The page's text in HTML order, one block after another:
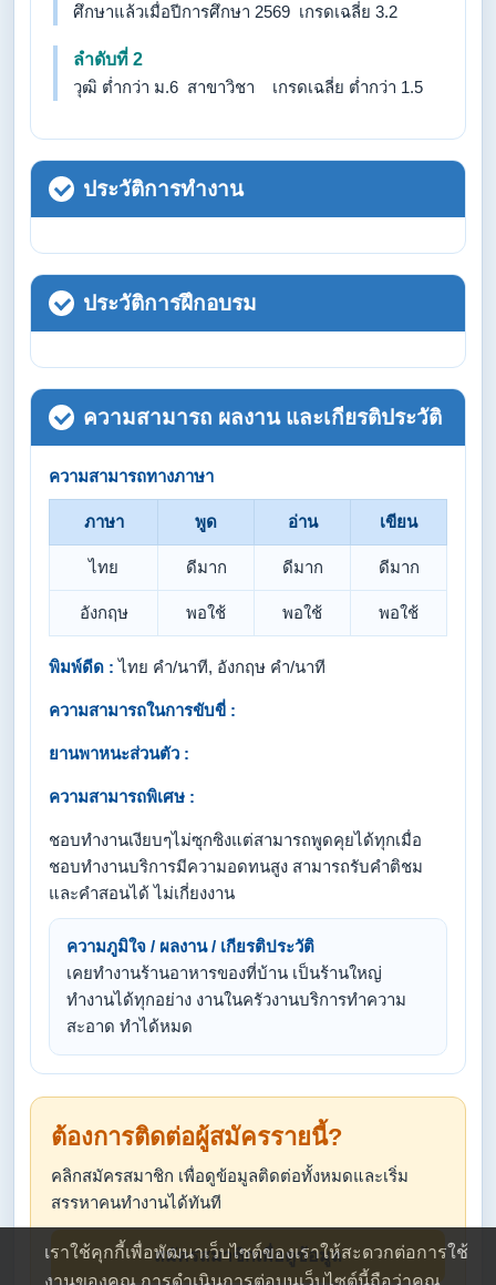
ศึกษาแล้วเมื่อปีการศึกษา 2569 เกรดเฉลี่ย 3.2
ลำดับที่ 2
วุฒิ ต่ำกว่า ม.6 สาขาวิชา เกรดเฉลี่ย ต่ำกว่า 1.5
ประวัติการทำงาน
ประวัติการฝึกอบรม
ความสามารถ ผลงาน และเกียรติประวัติ
ความสามารถทางภาษา
ภาษา พูด อ่าน เขียน
ไทย ดีมาก ดีมาก ดีมาก
อังกฤษ พอใช้ พอใช้ พอใช้
พิมพ์ดีด : ไทย คำ/นาที, อังกฤษ คำ/นาที
ความสามารถในการขับขี่ :
ยานพาหนะส่วนตัว :
ความสามารถพิเศษ :
ชอบทำงานเงียบๆไม่ซุกซิงแต่สามารถพูดคุยได้ทุกเมื่อ
ชอบทำงานบริการมีความอดทนสูง สามารถรับคำติชม
และคำสอนได้ ไม่เกี่ยงงาน
ความภูมิใจ / ผลงาน / เกียรติประวัติ
เคยทำงานร้านอาหารของที่บ้าน เป็นร้านใหญ่
ทำงานได้ทุกอย่าง งานในครัวงานบริการทำความ
สะอาด ทำได้หมด
ต้องการติดต่อผู้สมัครรายนี้?
คลิกสมัครสมาชิก เพื่อดูข้อมูลติดต่อทั้งหมดและเริ่ม
สรรหาคนทำงานได้ทันที
สมัครสมาชิกเพื่อดูข้อมูล
เราใช้คุกกี้เพื่อพัฒนาเว็บไซต์ของเราให้สะดวกต่อการใช้
งานของคุณ การดำเนินการต่อบนเว็บไซต์นี้ถือว่าคุณ